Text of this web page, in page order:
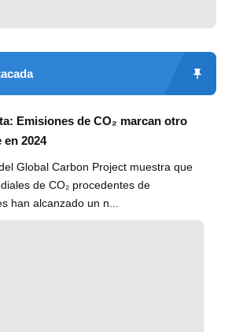
Emisiones de CO₂ marcan otro
2024
Global Carbon Project muestra que
de CO₂ procedentes de
han alcanzado un n...